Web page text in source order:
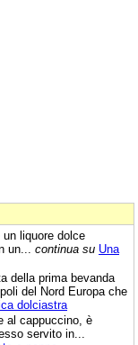
liquore dolce
un... continua su Una
della prima bevanda
del Nord Europa che
dolciastra
al cappuccino, è
servito in...